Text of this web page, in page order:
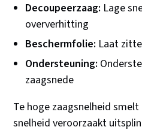
Decoupeerzaag: Lage
oververhitting
Beschermfolie: Laat
Ondersteuning:
zaagsnede
Te hoge zaagsnelheid
snelheid veroorzaakt